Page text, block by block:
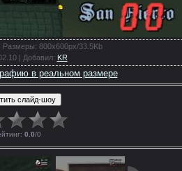
Размеры: 800x600px/33.5Kb
| Добавил: KR
в реальном размере
: 0.0/0